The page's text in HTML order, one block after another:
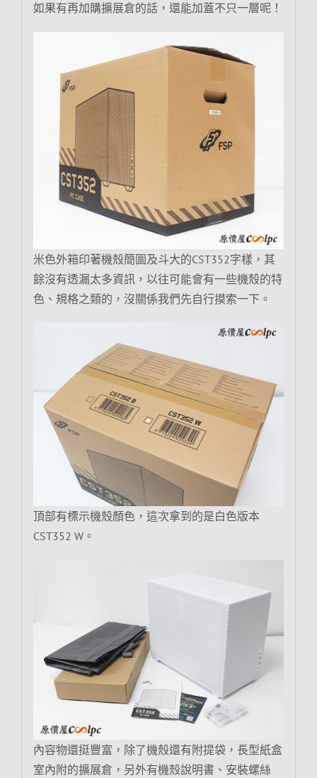
如果有再加購擴展倉的話，還能加蓋不只一層呢！
米色外箱印著機殼簡圖及斗大的CST352字樣，其
餘沒有透漏太多資訊，以往可能會有一些機殼的特
色、規格之類的，沒關係我們先自行摸索一下。
頂部有標示機殼顏色，這次拿到的是白色版本
CST352 W。
內容物還挺豐富，除了機殼還有附提袋，長型紙盒
室內附的擴展倉，另外有機殼說明書、安裝螺絲